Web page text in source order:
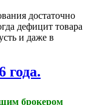
достаточно
дефицит товара
и даже в
года.
брокером